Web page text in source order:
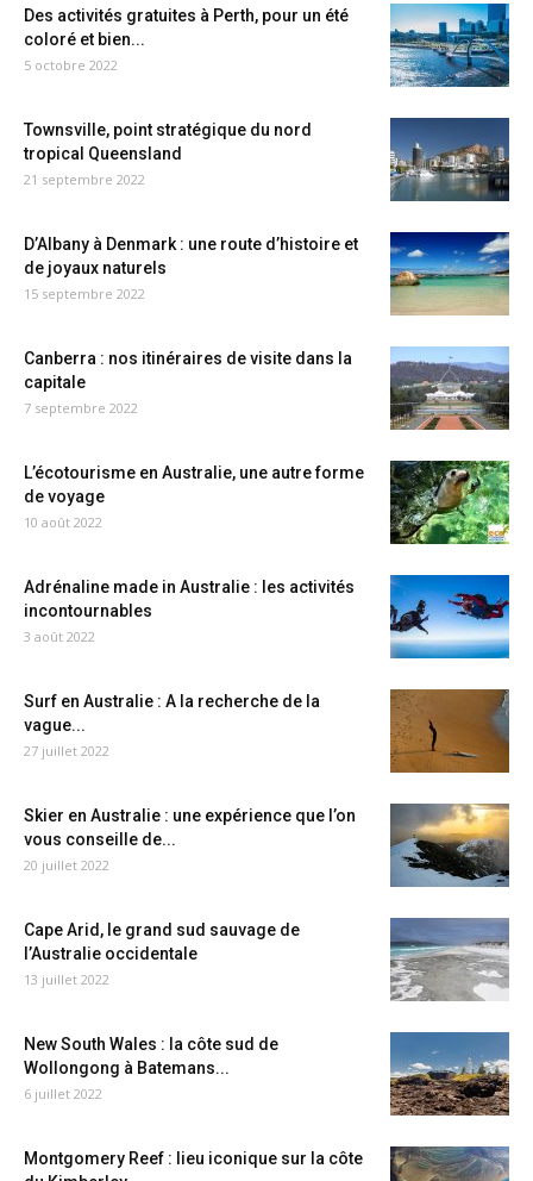
Des activités gratuites à Perth, pour un été
coloré et bien...
5 octobre 2022
Townsville, point stratégique du nord
tropical Queensland
21 septembre 2022
D’Albany à Denmark : une route d’histoire et
de joyaux naturels
15 septembre 2022
Canberra : nos itinéraires de visite dans la
capitale
7 septembre 2022
L’écotourisme en Australie, une autre forme
de voyage
10 août 2022
Adrénaline made in Australie : les activités
incontournables
3 août 2022
Surf en Australie : A la recherche de la
vague...
27 juillet 2022
Skier en Australie : une expérience que l’on
vous conseille de...
20 juillet 2022
Cape Arid, le grand sud sauvage de
l’Australie occidentale
13 juillet 2022
New South Wales : la côte sud de
Wollongong à Batemans...
6 juillet 2022
Montgomery Reef : lieu iconique sur la côte